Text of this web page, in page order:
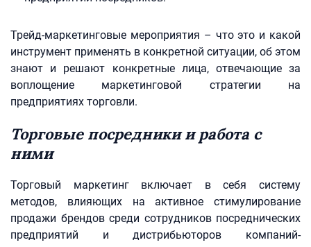
Трейд-маркетинговые мероприятия – что это и какой
инструмент применять в конкретной ситуации, об этом
знают и решают конкретные лица, отвечающие за
воплощение маркетинговой стратегии на
предприятиях торговли.
Торговые посредники и работа с
ними
Торговый маркетинг включает в себя систему
методов, влияющих на активное стимулирование
продажи брендов среди сотрудников посреднических
предприятий и дистрибьюторов компаний-